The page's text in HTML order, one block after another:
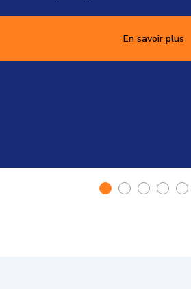
1 2 3 4 5
En savoir plus